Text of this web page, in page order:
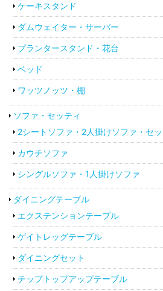
ケーキスタンド
ダムウェイター・サーバー
プランタースタンド・花台
ベッド
ワッツノッツ・棚
ソファ・セッティ
2シートソファ・2人掛けソファ・セッ
カウチソファ
シングルソファ・1人掛けソファ
ダイニングテーブル
エクステンションテーブル
ゲイトレッグテーブル
ダイニングセット
チップトップアップテーブル